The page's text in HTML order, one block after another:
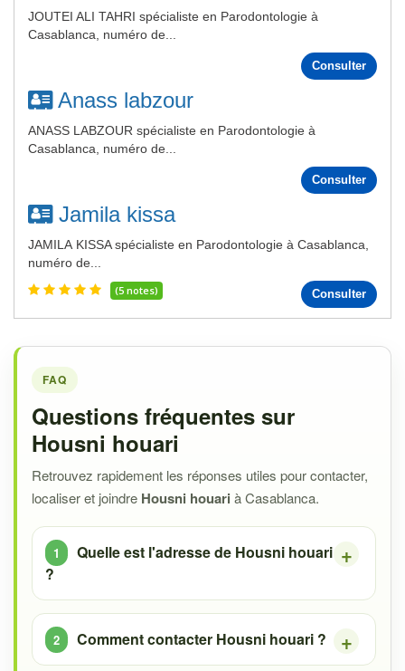
JOUTEI ALI TAHRI spécialiste en Parodontologie à
Casablanca, numéro de...
Consulter
Anass labzour
ANASS LABZOUR spécialiste en Parodontologie à
Casablanca, numéro de...
Consulter
Jamila kissa
JAMILA KISSA spécialiste en Parodontologie à Casablanca,
numéro de...
(5 notes) Consulter
FAQ
Questions fréquentes sur
Housni houari
Retrouvez rapidement les réponses utiles pour contacter,
localiser et joindre Housni houari à Casablanca.
Quelle est l'adresse de Housni houari
?
Comment contacter Housni houari ?